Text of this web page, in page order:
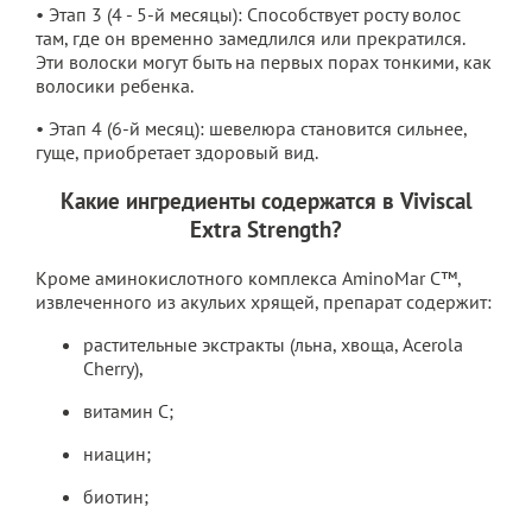
• Этап 3 (4 - 5-й месяцы): Способствует росту волос
там, где он временно замедлился или прекратился.
Эти волоски могут быть на первых порах тонкими, как
волосики ребенка.
• Этап 4 (6-й месяц): шевелюра становится сильнее,
гуще, приобретает здоровый вид.
Какие ингредиенты содержатся в Viviscal
Extra Strength?
Кроме аминокислотного комплекса AminoMar C™,
извлеченного из акульих хрящей, препарат содержит:
растительные экстракты (льна, хвоща, Acerola
Cherry),
витамин С;
ниацин;
биотин;